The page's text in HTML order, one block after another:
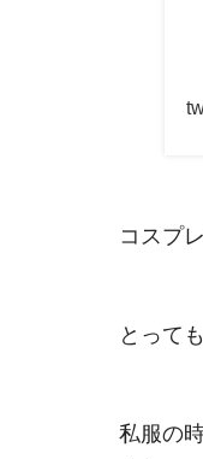
コスプ
とって
私服の